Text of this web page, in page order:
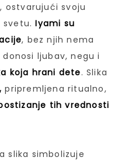
ostvarujući svoju
svetu.Iyami su
, bez njih nema
ljubav, negu i
koja hrani dete. Slika
pripremljena ritualno,
tih vrednosti
slika simbolizuje